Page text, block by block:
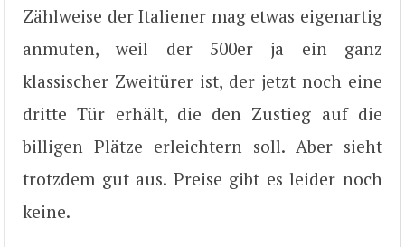
Zählweise der Italiener mag etwas eigenartig
anmuten, weil der 500er ja ein ganz
klassischer Zweitürer ist, der jetzt noch eine
dritte Tür erhält, die den Zustieg auf die
billigen Plätze erleichtern soll. Aber sieht
trotzdem gut aus. Preise gibt es leider noch
keine.